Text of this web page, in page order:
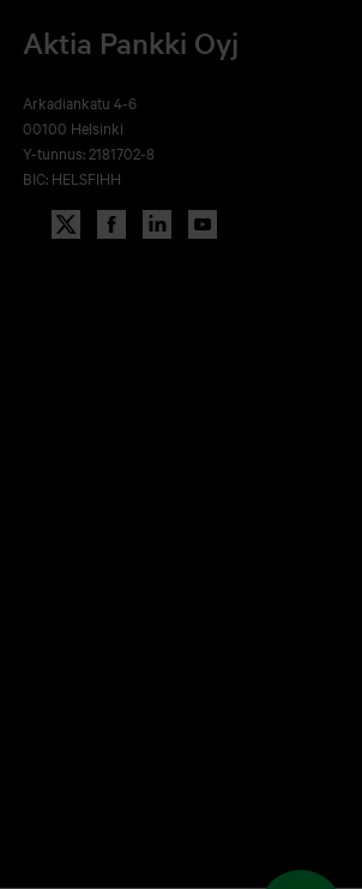
Aktia Pankki Oyj
Arkadiankatu 4-6
00100 Helsinki
Y-tunnus: 2181702-8
BIC: HELSFIHH